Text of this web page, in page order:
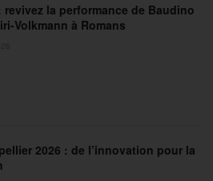
revivez la performance de Baudino
Volkmann à Romans
2026 : de l’innovation pour la